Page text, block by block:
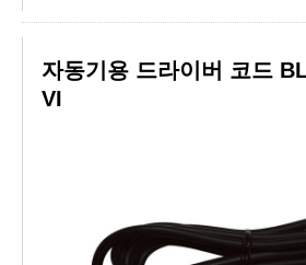
자동기용 드라이버 코드
VI